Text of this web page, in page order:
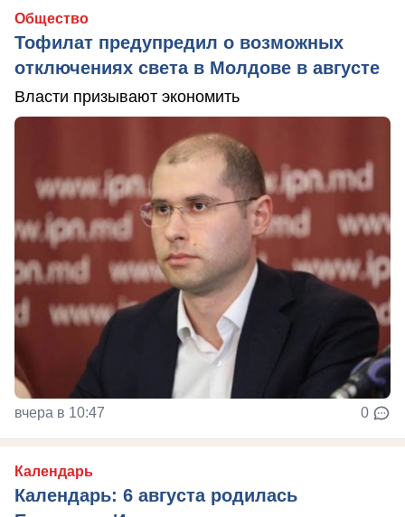
Общество
Тофилат предупредил о возможных
отключениях света в Молдове в августе
Власти призывают экономить
вчера в 10:47 0
Календарь
Календарь: 6 августа родилась